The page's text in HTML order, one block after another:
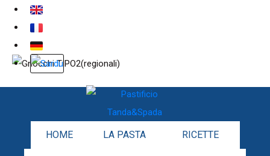
HOME LA PASTA RICETTE